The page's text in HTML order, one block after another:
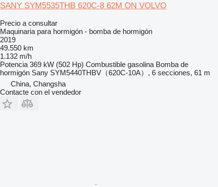
SANY SYM5535THB 620C‑8 62M ON VOLVO
Precio a consultar
Maquinaria para hormigón - bomba de hormigón
2019
49.550 km
1.132 m/h
Potencia 369 kW (502 Hp) Combustible gasolina Bomba de
hormigón Sany SYM5440THBV（620C-10A）, 6 secciones, 61 m
China, Changsha
Contacte con el vendedor